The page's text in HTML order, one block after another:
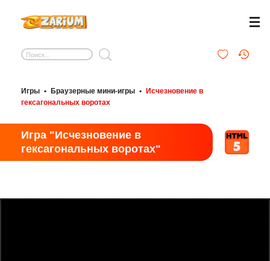
Игры • Браузерные мини-игры •
Исчезновение в
гексагональных воротах
Игра "Исчезновение в
гексагональных воротах"